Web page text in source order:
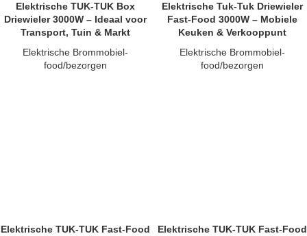
Elektrische TUK-TUK Box
Driewieler 3000W – Ideaal voor
Transport, Tuin & Markt
Elektrische Brommobiel-
food/bezorgen
Elektrische Tuk-Tuk Driewieler
Fast-Food 3000W – Mobiele
Keuken & Verkooppunt
Elektrische Brommobiel-
food/bezorgen
Elektrische TUK-TUK Fast-Food
Elektrische TUK-TUK Fast-Food